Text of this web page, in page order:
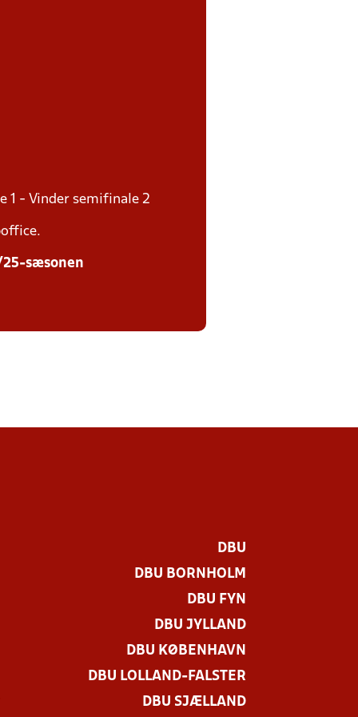
1 - Vinder semifinale 2
sæsonen
DBU
DBU BORNHOLM
DBU FYN
DBU JYLLAND
DBU KØBENHAVN
DBU LOLLAND-FALSTER
DBU SJÆLLAND